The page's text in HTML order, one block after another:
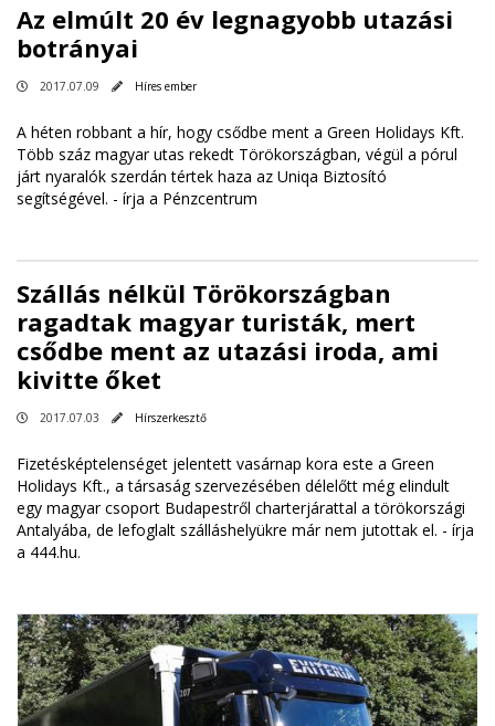
Az elmúlt 20 év legnagyobb utazási
botrányai
2017.07.09 Híres ember
A héten robbant a hír, hogy csődbe ment a Green Holidays Kft.
Több száz magyar utas rekedt Törökországban, végül a pórul
járt nyaralók szerdán tértek haza az Uniqa Biztosító
segítségével. - írja a Pénzcentrum
Szállás nélkül Törökországban
ragadtak magyar turisták, mert
csődbe ment az utazási iroda, ami
kivitte őket
2017.07.03 Hírszerkesztő
Fizetésképtelenséget jelentett vasárnap kora este a Green
Holidays Kft., a társaság szervezésében délelőtt még elindult
egy magyar csoport Budapestről charterjárattal a törökországi
Antalyába, de lefoglalt szálláshelyükre már nem jutottak el. - írja
a 444.hu.